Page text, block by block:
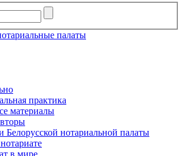
палаты
практика
материалы
Белорусской нотариальной палаты
в мире